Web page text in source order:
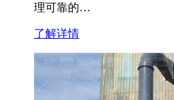
理可靠的…
了解详情